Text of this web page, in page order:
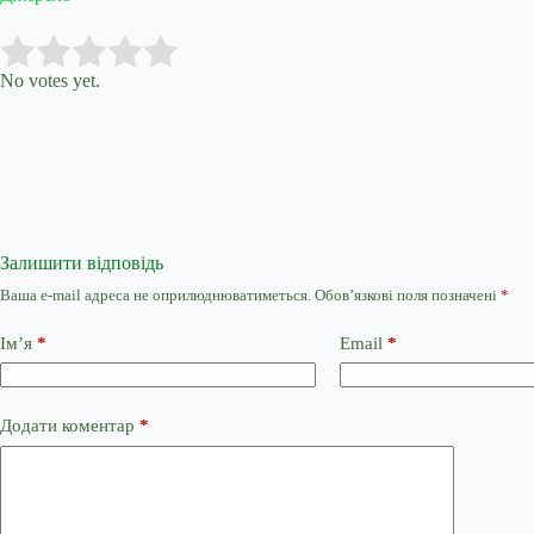
Rate this item:
No votes yet.
Залишити відповідь
Ваша e-mail адреса не оприлюднюватиметься. Обов’язкові поля позначені *
Ім’я * Email *
Додати коментар *